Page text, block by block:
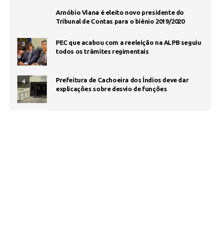
Arnóbio Viana é eleito novo presidente do
Tribunal de Contas para o biênio 2019/2020
3
PEC que acabou com a reeleição na ALPB seguiu
todos os trâmites regimentais
4
Prefeitura de Cachoeira dos Índios deve dar
explicações sobre desvio de funções